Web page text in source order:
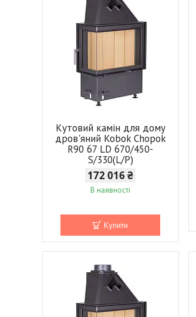
Кутовий камін для дому
дров'яний Kobok Chopok
R90 67 LD 670/450-
S/330(L/P)
172 016 ₴
В наявності
Купити